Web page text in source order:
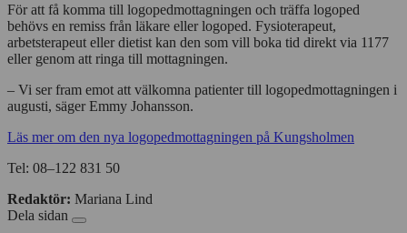
För att få komma till logopedmottagningen och träffa logoped
behövs en remiss från läkare eller logoped. Fysioterapeut,
arbetsterapeut eller dietist kan den som vill boka tid direkt via 1177
eller genom att ringa till mottagningen.
– Vi ser fram emot att välkomna patienter till logopedmottagningen i
augusti, säger Emmy Johansson.
Läs mer om den nya logopedmottagningen på Kungsholmen
Tel: 08–122 831 50
Redaktör: Mariana Lind
Dela sidan